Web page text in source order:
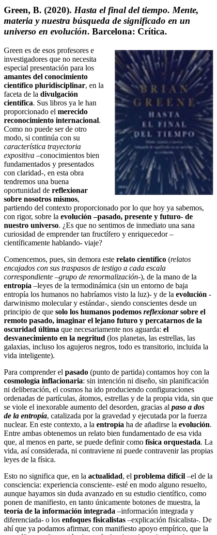
Green, B. (2020). Hasta el final del tiempo. Mente,
materia y nuestra búsqueda de significado en un
universo en evolución. Barcelona: Crítica.
Green es de esos profesores e
investigadores que no necesita
especial presentación para los
amantes del conocimiento
científico pluridisciplinar, en la
faceta de la divulgación
científica. Sus libros ya le han
proporcionado el merecido
reconocimiento internacional.
Como no puede ser de otro
modo, si continúa con su
característica trayectoria
expositiva –conocimientos bien
fundamentados y presentados
con claridad-, en esta obra
tendremos una buena
oportunidad de reflexionar
sobre nosotros mismos,
partiendo del contexto proporcionado por lo que hoy ya sabemos,
con rigor, sobre la evolución –pasado, presente y futuro- de
nuestro universo. ¿Es que no sentimos de inmediato una sana
curiosidad de emprender tan fructífero y enriquecedor –
científicamente hablando- viaje?
Comencemos, pues, sin demora este relato científico (relatos
encajados con sus traspasos de testigo a cada escala
correspondiente –grupo de renormalización-), de la mano de la
entropía –leyes de la termodinámica (sin un entorno de baja
entropía los humanos no habríamos visto la luz)- y de la evolución -
darwinismo molecular y estándar-, siendo conscientes desde un
principio de que solo los humanos podemos reflexionarsobre el
remoto pasado, imaginar el lejano futuro y percatarnos de la
oscuridad última que necesariamente nos aguarda: el
desvanecimiento en la negritud (los planetas, las estrellas, las
galaxias, incluso los agujeros negros, todo es transitorio, incluida la
vida inteligente).
Para comprender el pasado (punto de partida) contamos hoy con la
cosmología inflacionaria: sin intención ni diseño, sin planificación
ni deliberación, el cosmos ha ido produciendo configuraciones
ordenadas de partículas, átomos, estrellas y de la propia vida, sin que
se viole el inexorable aumento del desorden, gracias al paso a dos
de la entropía, catalizada por la gravedad y ejecutada por la fuerza
nuclear. En este contexto, a la entropía ha de añadirse la evolución.
Entre ambas obtenemos un relato bien fundamentado de esa vida
que, al menos en parte, se puede definir como física orquestada. La
vida, así considerada, ni contraviene ni puede contravenir las propias
leyes de la física.
Esto no significa que, en la actualidad, el problema difícil –el de la
consciencia: experiencia consciente- esté en modo alguno resuelto,
aunque hayamos sin duda avanzado en su estudio científico, como
ponen de manifiesto, en tanto únicamente botones de muestra, la
teoría de la información integrada –información integrada y
diferenciada- o los enfoques fisicalistas –explicación fisicalista-. De
ahí que ya podamos afirmar, con manifiesto apoyo empírico, que la